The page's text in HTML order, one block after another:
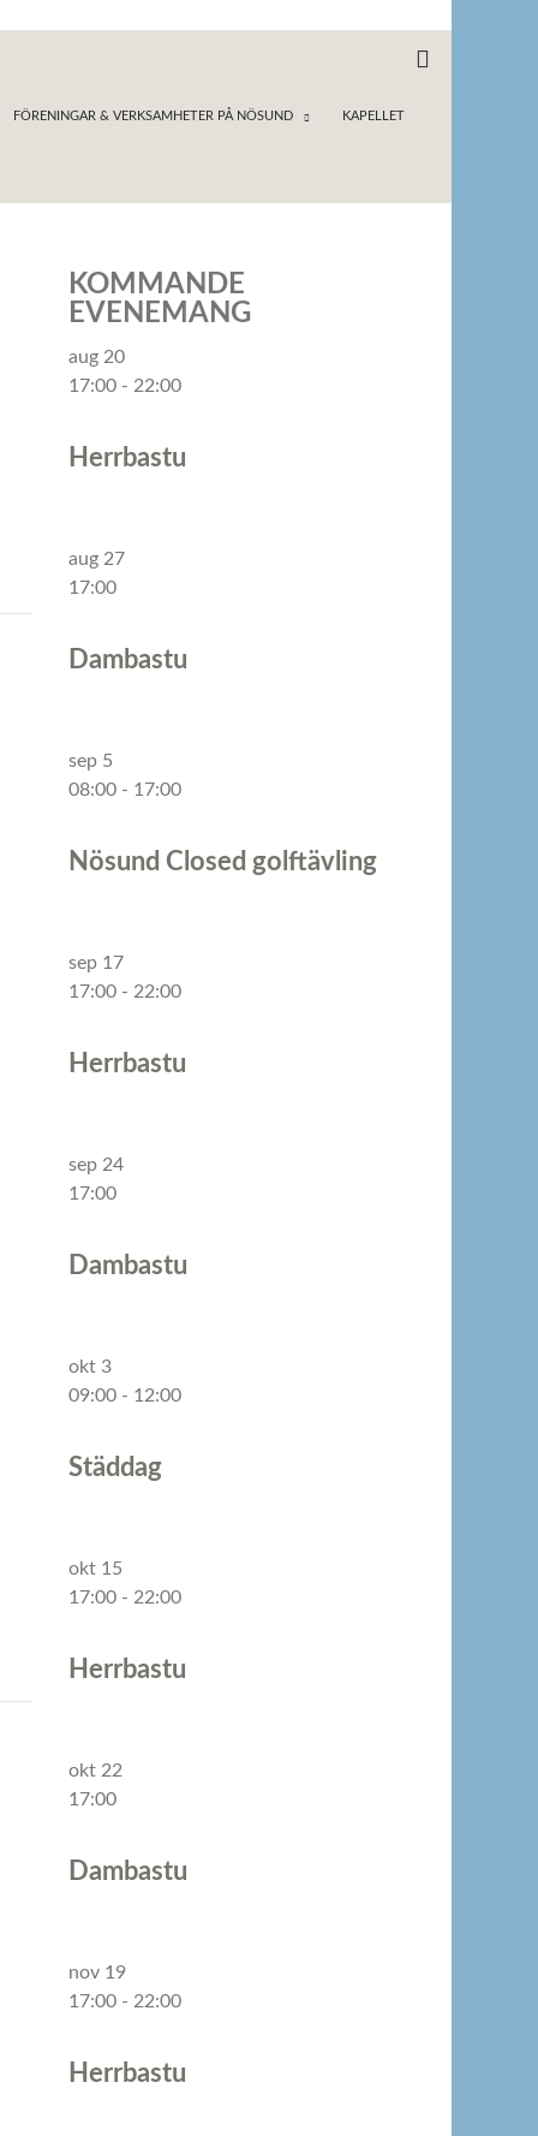
FÖRENINGAR & VERKSAMHETER PÅ NÖSUND KAPELLET
KOMMANDE
EVENEMANG
aug 20
17:00 - 22:00
Herrbastu
aug 27
17:00
Dambastu
sep 5
08:00 - 17:00
Nösund Closed golftävling
sep 17
17:00 - 22:00
Herrbastu
sep 24
17:00
Dambastu
okt 3
09:00 - 12:00
Städdag
okt 15
17:00 - 22:00
Herrbastu
okt 22
17:00
Dambastu
nov 19
17:00 - 22:00
Herrbastu